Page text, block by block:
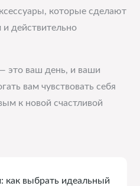
которые сделают
действительно
это ваш день, и ваши
вам чувствовать себя
к новой счастливой
выбрать идеальный